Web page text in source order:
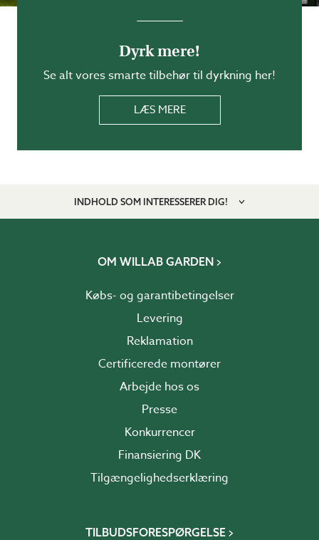
Dyrk mere!
Se alt vores smarte tilbehør til dyrkning her!
LÆS MERE
INDHOLD SOM INTERESSERER DIG!
OM WILLAB GARDEN
Købs- og garantibetingelser
Levering
Reklamation
Certificerede montører
Arbejde hos os
Presse
Konkurrencer
Finansiering DK
Tilgængelighedserklæring
TILBUDSFORESPØRGELSE